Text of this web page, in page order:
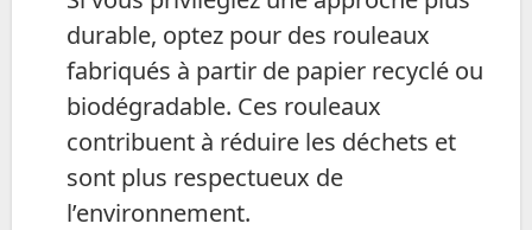
durable, optez pour des rouleaux
fabriqués à partir de papier recyclé ou
biodégradable. Ces rouleaux
contribuent à réduire les déchets et
sont plus respectueux de
l’environnement.